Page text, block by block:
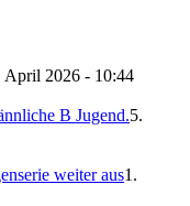
April 2026 - 10:44
B Jugend.5.
weiter aus1.